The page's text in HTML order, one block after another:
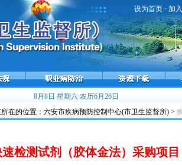
设为首页· 加
峰，接种疫苗预防流感！ 雾霾天气健康提示
8月8日 星期六农历6月26日
在的位置：六安市疾病预防控制中心(市卫生监督所) >
检测试剂（胶体金法）采购项目